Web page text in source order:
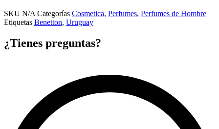
SKU N/A Categorías Cosmetica, Perfumes, Perfumes de Hombre
Etiquetas Benetton, Uruguay
¿Tienes preguntas?